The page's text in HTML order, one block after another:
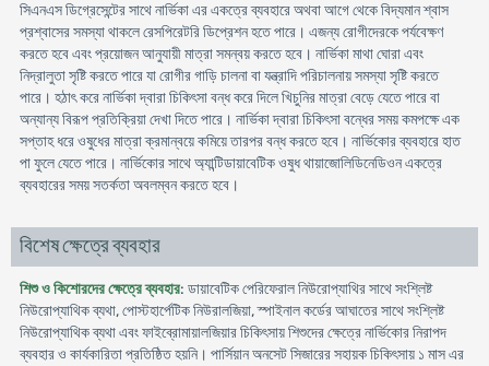
সিএনএস ডিগ্রেসেন্টের সাথে নার্ভিকা এর একত্রে ব্যবহারে অথবা আগে থেকে বিদ্যমান শ্বাস
প্রশ্বাসের সমস্যা থাকলে রেসপিরেটরি ডিপ্রেশন হতে পারে। এজন্য রোগীদেরকে পর্যবেক্ষণ
করতে হবে এবং প্রয়োজন আনুযায়ী মাত্রা সমন্বয় করতে হবে। নার্ভিকা মাথা ঘোরা এবং
নিদ্রালুতা সৃষ্টি করতে পারে যা রোগীর গাড়ি চালনা বা যন্ত্রাদি পরিচালনায় সমস্যা সৃষ্টি করতে
পারে। হঠাৎ করে নার্ভিকা দ্বারা চিকিৎসা বন্ধ করে দিলে খিচুনির মাত্রা বেড়ে যেতে পারে বা
অন্যান্য বিরূপ প্রতিক্রিয়া দেখা দিতে পারে। নার্ভিকা দ্বারা চিকিৎসা বন্ধের সময় কমপক্ষে এক
সপ্তাহ ধরে ওষুধের মাত্রা ক্রমান্বয়ে কমিয়ে তারপর বন্ধ করতে হবে। নার্ভিকাের ব্যবহারে হাত
পা ফুলে যেতে পারে। নার্ভিকাের সাথে অ্যান্টিডায়াবেটিক ওষুধ থায়াজোলিডিনেডিওন একত্রে
ব্যবহারের সময় সতর্কতা অবলম্বন করতে হবে।
বিশেষ ক্ষেত্রে ব্যবহার
শিশু ও কিশোরদের ক্ষেত্রে ব্যবহার: ডায়াবেটিক পেরিফেরাল নিউরোপ্যাথির সাথে সংশ্লিষ্ট
নিউরোপ্যাথিক ব্যথা, পোস্টহার্পেটিক নিউরালজিয়া, স্পাইনাল কর্ডের আঘাতের সাথে সংশ্লিষ্ট
নিউরোপ্যাথিক ব্যথা এবং ফাইব্রোমায়ালজিয়ার চিকিৎসায় শিশুদের ক্ষেত্রে নার্ভিকাের নিরাপদ
ব্যবহার ও কার্যকারিতা প্রতিষ্ঠিত হয়নি। পার্সিয়ান অনসেট সিজারের সহায়ক চিকিৎসায় ১ মাস এর